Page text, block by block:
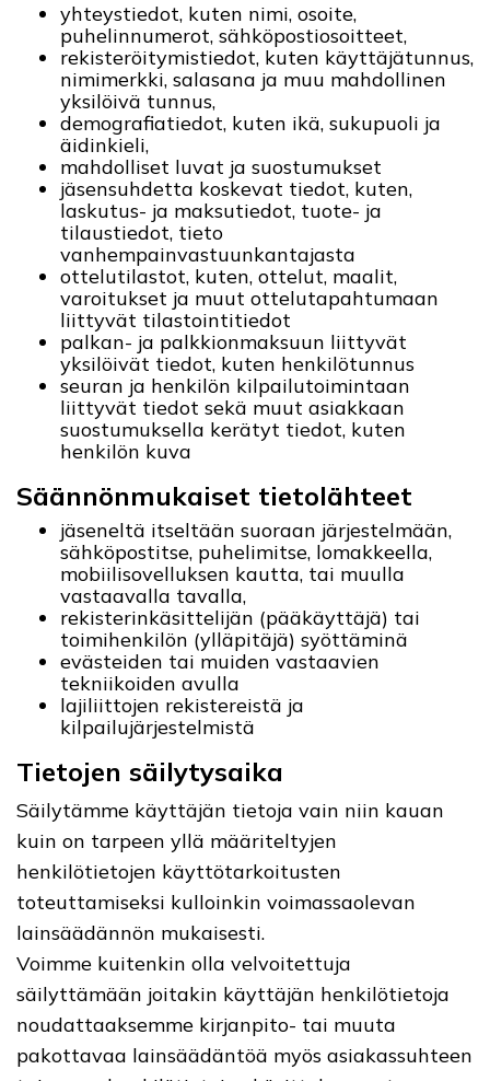
yhteystiedot, kuten nimi, osoite,
puhelinnumerot, sähköpostiosoitteet,
rekisteröitymistiedot, kuten käyttäjätunnus,
nimimerkki, salasana ja muu mahdollinen
yksilöivä tunnus,
demografiatiedot, kuten ikä, sukupuoli ja
äidinkieli,
mahdolliset luvat ja suostumukset
jäsensuhdetta koskevat tiedot, kuten,
laskutus- ja maksutiedot, tuote- ja
tilaustiedot, tieto
vanhempainvastuunkantajasta
ottelutilastot, kuten, ottelut, maalit,
varoitukset ja muut ottelutapahtumaan
liittyvät tilastointitiedot
palkan- ja palkkionmaksuun liittyvät
yksilöivät tiedot, kuten henkilötunnus
seuran ja henkilön kilpailutoimintaan
liittyvät tiedot sekä muut asiakkaan
suostumuksella kerätyt tiedot, kuten
henkilön kuva
Säännönmukaiset tietolähteet
jäseneltä itseltään suoraan järjestelmään,
sähköpostitse, puhelimitse, lomakkeella,
mobiilisovelluksen kautta, tai muulla
vastaavalla tavalla,
rekisterinkäsittelijän (pääkäyttäjä) tai
toimihenkilön (ylläpitäjä) syöttäminä
evästeiden tai muiden vastaavien
tekniikoiden avulla
lajiliittojen rekistereistä ja
kilpailujärjestelmistä
Tietojen säilytysaika
Säilytämme käyttäjän tietoja vain niin kauan
kuin on tarpeen yllä määriteltyjen
henkilötietojen käyttötarkoitusten
toteuttamiseksi kulloinkin voimassaolevan
lainsäädännön mukaisesti.
Voimme kuitenkin olla velvoitettuja
säilyttämään joitakin käyttäjän henkilötietoja
noudattaaksemme kirjanpito- tai muuta
pakottavaa lainsäädäntöä myös asiakassuhteen